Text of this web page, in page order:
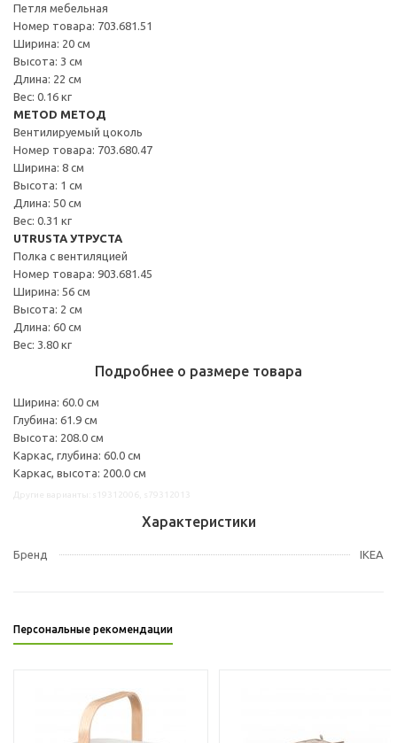
Петля мебельная
Номер товара: 703.681.51
Ширина: 20 см
Высота: 3 см
Длина: 22 см
Вес: 0.16 кг
METOD МЕТОД
Вентилируемый цоколь
Номер товара: 703.680.47
Ширина: 8 см
Высота: 1 см
Длина: 50 см
Вес: 0.31 кг
UTRUSTA УТРУСТА
Полка с вентиляцией
Номер товара: 903.681.45
Ширина: 56 см
Высота: 2 см
Длина: 60 см
Вес: 3.80 кг
Подробнее о размере товара
Ширина: 60.0 см
Глубина: 61.9 см
Высота: 208.0 см
Каркас, глубина: 60.0 см
Каркас, высота: 200.0 см
Характеристики
Бренд IKEA
Персональные рекомендации